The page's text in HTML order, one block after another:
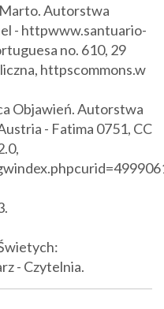
Autorstwa
- httpwww.santuario-
no. 610, 29
httpscommons.w
Objawień. Autorstwa
- Fatima 0751, CC
.
- Czytelnia.